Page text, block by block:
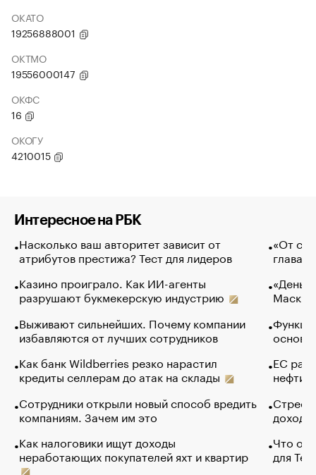
ОКАТО
19256888001
ОКТМО
19556000147
ОКФС
16
ОКОГУ
4210015
Интересное на РБК
Насколько ваш авторитет зависит от
атрибутов престижа? Тест для лидеров
Казино проиграло. Как ИИ-агенты
разрушают букмекерскую индустрию
Выживают сильнейших. Почему компании
избавляются от лучших сотрудников
Как банк Wildberries резко нарастил
кредиты селлерам до атак на склады
Сотрудники открыли новый способ вредить
компаниям. Зачем им это
Как налоговики ищут доходы
неработающих покупателей яхт и квартир
«От
глава
Маск в
основ
ЕС
нефти
Что
для